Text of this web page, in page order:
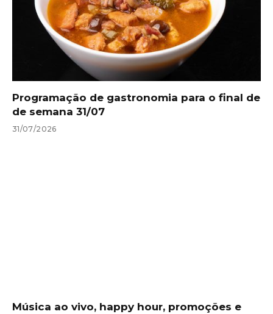
Programação de gastronomia para o final de
de semana 31/07
31/07/2026
Música ao vivo, happy hour, promoções e